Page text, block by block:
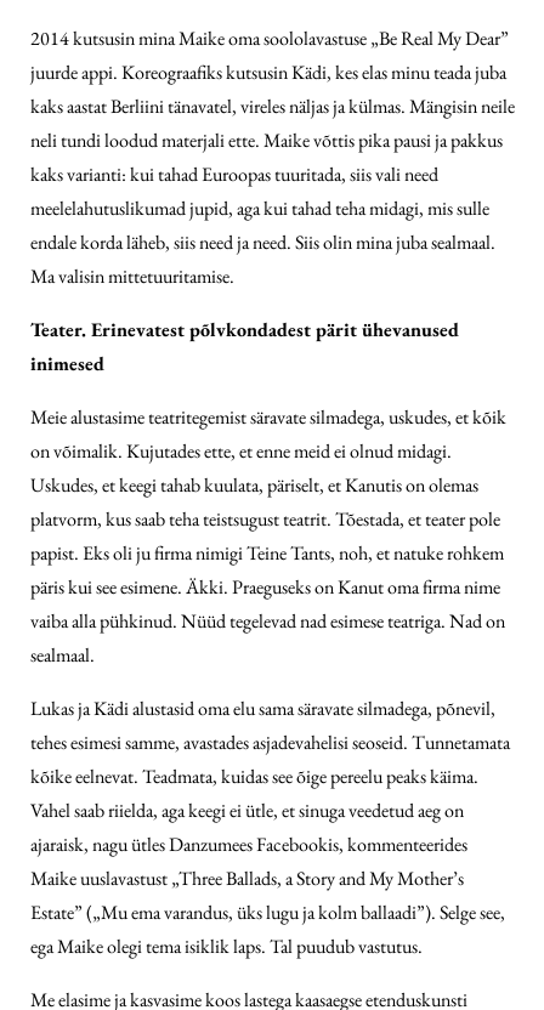
2014 kutsusin mina Maike oma soololavastuse „Be Real My Dear”
juurde appi. Koreograafiks kutsusin Kädi, kes elas minu teada juba
kaks aastat Berliini tänavatel, vireles näljas ja külmas. Mängisin neile
neli tundi loodud materjali ette. Maike võttis pika pausi ja pakkus
kaks varianti: kui tahad Euroopas tuuritada, siis vali need
meelelahutuslikumad jupid, aga kui tahad teha midagi, mis sulle
endale korda läheb, siis need ja need. Siis olin mina juba sealmaal.
Ma valisin mittetuuritamise.
Teater. Erinevatest põlvkondadest pärit ühevanused
inimesed
Meie alustasime teatritegemist säravate silmadega, uskudes, et kõik
on võimalik. Kujutades ette, et enne meid ei olnud midagi.
Uskudes, et keegi tahab kuulata, päriselt, et Kanutis on olemas
platvorm, kus saab teha teistsugust teatrit. Tõestada, et teater pole
papist. Eks oli ju firma nimigi Teine Tants, noh, et natuke rohkem
päris kui see esimene. Äkki. Praeguseks on Kanut oma firma nime
vaiba alla pühkinud. Nüüd tegelevad nad esimese teatriga. Nad on
sealmaal.
Lukas ja Kädi alustasid oma elu sama säravate silmadega, põnevil,
tehes esimesi samme, avastades asjadevahelisi seoseid. Tunnetamata
kõike eelnevat. Teadmata, kuidas see õige pereelu peaks käima.
Vahel saab riielda, aga keegi ei ütle, et sinuga veedetud aeg on
ajaraisk, nagu ütles Danzumees Facebookis, kommenteerides
Maike uuslavastust „Three Ballads, a Story and My Mother’s
Estate” („Mu ema varandus, üks lugu ja kolm ballaadi”). Selge see,
ega Maike olegi tema isiklik laps. Tal puudub vastutus.
Me elasime ja kasvasime koos lastega kaasaegse etenduskunsti